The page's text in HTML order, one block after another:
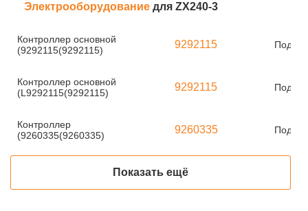
Электрооборудование для ZX240-3
Контроллер основной
(9292115(9292115)
9292115 Под
Контроллер основной
(L9292115(9292115)
9292115 Под
Контроллер
(9260335(9260335)
9260335 Под
Показать ещё